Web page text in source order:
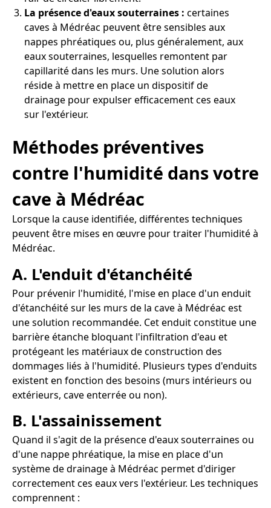
La présence d'eaux souterraines : certaines
caves à Médréac peuvent être sensibles aux
nappes phréatiques ou, plus généralement, aux
eaux souterraines, lesquelles remontent par
capillarité dans les murs. Une solution alors
réside à mettre en place un dispositif de
drainage pour expulser efficacement ces eaux
sur l'extérieur.
Méthodes préventives
contre l'humidité dans votre
cave à Médréac
Lorsque la cause identifiée, différentes techniques
peuvent être mises en œuvre pour traiter l'humidité à
Médréac.
A. L'enduit d'étanchéité
Pour prévenir l'humidité, l'mise en place d'un enduit
d'étanchéité sur les murs de la cave à Médréac est
une solution recommandée. Cet enduit constitue une
barrière étanche bloquant l'infiltration d'eau et
protégeant les matériaux de construction des
dommages liés à l'humidité. Plusieurs types d'enduits
existent en fonction des besoins (murs intérieurs ou
extérieurs, cave enterrée ou non).
B. L'assainissement
Quand il s'agit de la présence d'eaux souterraines ou
d'une nappe phréatique, la mise en place d'un
système de drainage à Médréac permet d'diriger
correctement ces eaux vers l'extérieur. Les techniques
comprennent :